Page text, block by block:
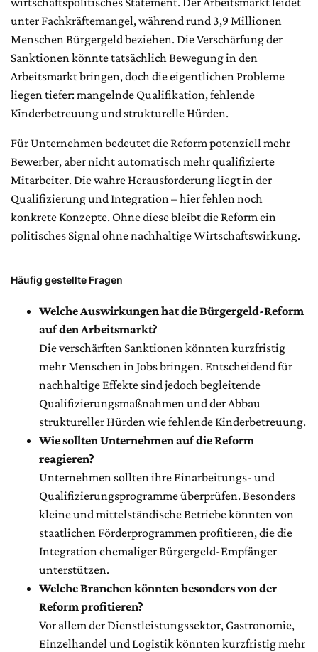
unter Fachkräftemangel, während rund 3,9 Millionen
Menschen Bürgergeld beziehen. Die Verschärfung der
Sanktionen könnte tatsächlich Bewegung in den
Arbeitsmarkt bringen, doch die eigentlichen Probleme
liegen tiefer: mangelnde Qualifikation, fehlende
Kinderbetreuung und strukturelle Hürden.
Für Unternehmen bedeutet die Reform potenziell mehr
Bewerber, aber nicht automatisch mehr qualifizierte
Mitarbeiter. Die wahre Herausforderung liegt in der
Qualifizierung und Integration – hier fehlen noch
konkrete Konzepte. Ohne diese bleibt die Reform ein
politisches Signal ohne nachhaltige Wirtschaftswirkung.
Häufig gestellte Fragen
Welche Auswirkungen hat die Bürgergeld-Reform
auf den Arbeitsmarkt?
Die verschärften Sanktionen könnten kurzfristig
mehr Menschen in Jobs bringen. Entscheidend für
nachhaltige Effekte sind jedoch begleitende
Qualifizierungsmaßnahmen und der Abbau
struktureller Hürden wie fehlende Kinderbetreuung.
Wie sollten Unternehmen auf die Reform
reagieren?
Unternehmen sollten ihre Einarbeitungs- und
Qualifizierungsprogramme überprüfen. Besonders
kleine und mittelständische Betriebe könnten von
staatlichen Förderprogrammen profitieren, die die
Integration ehemaliger Bürgergeld-Empfänger
unterstützen.
Welche Branchen könnten besonders von der
Reform profitieren?
Vor allem der Dienstleistungssektor, Gastronomie,
Einzelhandel und Logistik könnten kurzfristig mehr